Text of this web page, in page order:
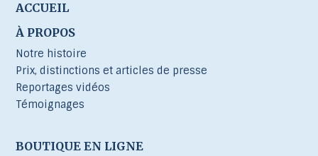
ACCUEIL
À PROPOS
Notre histoire
Prix, distinctions et articles de presse
Reportages vidéos
Témoignages
BOUTIQUE EN LIGNE